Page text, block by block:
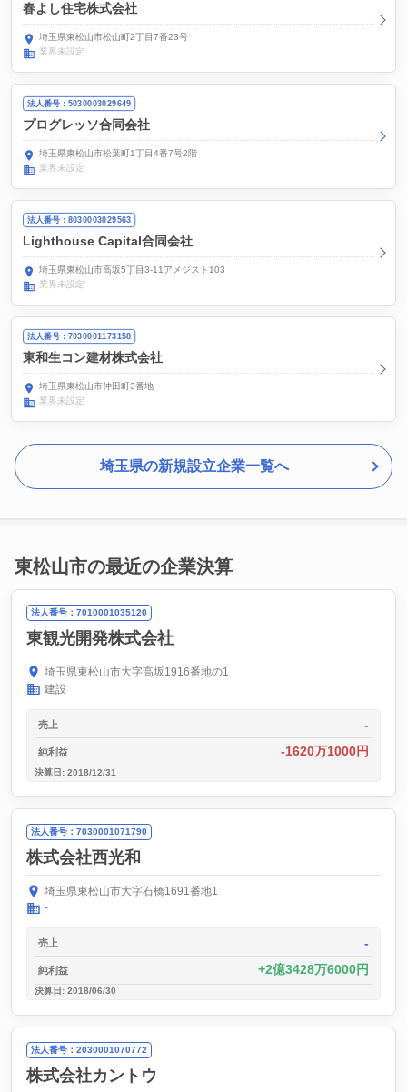
春よし住宅株式会社
埼玉県東松山市松山町2丁目7番23号
業界未設定
法人番号：5030003029649
プログレッソ合同会社
埼玉県東松山市松葉町1丁目4番7号2階
業界未設定
法人番号：8030003029563
Lighthouse Capital合同会社
埼玉県東松山市高坂5丁目3-11アメジスト103
業界未設定
法人番号：7030001173158
東和生コン建材株式会社
埼玉県東松山市仲田町3番地
業界未設定
埼玉県の新規設立企業一覧へ
東松山市の最近の企業決算
法人番号：7010001035120
東観光開発株式会社
埼玉県東松山市大字高坂1916番地の1
建設
売上 -
純利益 -1620万1000円
決算日: 2018/12/31
法人番号：7030001071790
株式会社西光和
埼玉県東松山市大字石橋1691番地1
-
売上 -
純利益 2億3428万6000円
決算日: 2018/06/30
法人番号：2030001070772
株式会社カントウ